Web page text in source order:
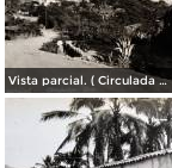
Vista parcial. ( Circulada el 23 de Mayo de 1935 ).